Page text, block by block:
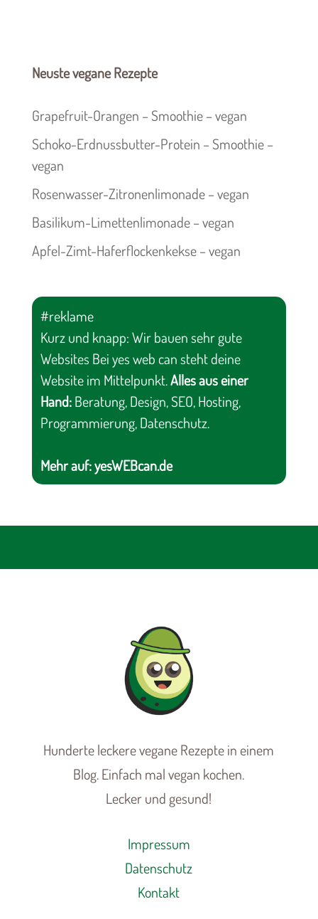
Neuste vegane Rezepte
Grapefruit-Orangen – Smoothie – vegan
Schoko-Erdnussbutter-Protein – Smoothie –
vegan
Rosenwasser-Zitronenlimonade – vegan
Basilikum-Limettenlimonade – vegan
Apfel-Zimt-Haferflockenkekse – vegan
#reklame
Kurz und knapp: Wir bauen sehr gute
Websites Bei yes web can steht deine
Website im Mittelpunkt.Alles aus einer
Hand:Beratung, Design, SEO, Hosting,
Programmierung, Datenschutz.
Mehr auf:yesWEBcan.de
Hunderte leckere vegane Rezepte in einem
Blog. Einfach mal vegan kochen.
Lecker und gesund!
Impressum
Datenschutz
Kontakt